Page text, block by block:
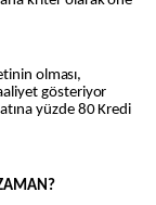
olması,
gösteriyor
yüzde 80 Kredi